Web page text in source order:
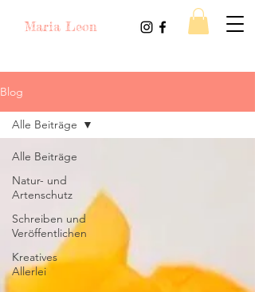
Maria Leon
Blog
Alle Beiträge
Natur- und
Artenschutz
Schreiben und
Veröffentlichen
Kreatives
Allerlei
Alle Beiträge